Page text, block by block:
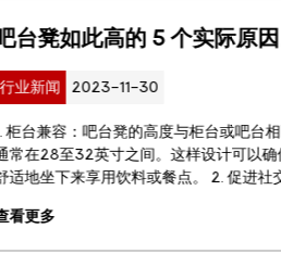
如何选择适合自己的
行业新闻 2023-11-30
如果您想美化您的户外空间
适且实用的休息区，那么花园
功能和风格能为您的露台或后